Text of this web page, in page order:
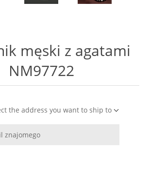
męski z agatami
NM97722
the address you want to ship to
znajomego